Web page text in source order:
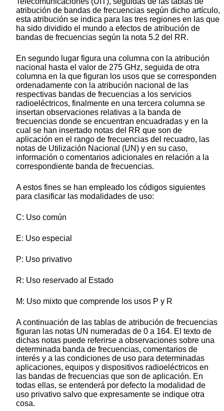
atribución de bandas de frecuencias según dicho artículo,
esta atribución se indica para las tres regiones en las que
ha sido dividido el mundo a efectos de atribución de
bandas de frecuencias según la nota 5.2 del RR.
En segundo lugar figura una columna con la atribución
nacional hasta el valor de 275 GHz, seguida de otra
columna en la que figuran los usos que se corresponden
ordenadamente con la atribución nacional de las
respectivas bandas de frecuencias a los servicios
radioeléctricos, finalmente en una tercera columna se
insertan observaciones relativas a la banda de
frecuencias donde se encuentran encuadradas y en la
cual se han insertado notas del RR que son de
aplicación en el rango de frecuencias del recuadro, las
notas de Utilización Nacional (UN) y en su caso,
información o comentarios adicionales en relación a la
correspondiente banda de frecuencias.
A estos fines se han empleado los códigos siguientes
para clasificar las modalidades de uso:
C: Uso común
E: Uso especial
P: Uso privativo
R: Uso reservado al Estado
M: Uso mixto que comprende los usos P y R
A continuación de las tablas de atribución de frecuencias
figuran las notas UN numeradas de 0 a 164. El texto de
dichas notas puede referirse a observaciones sobre una
determinada banda de frecuencias, comentarios de
interés y a las condiciones de uso para determinadas
aplicaciones, equipos y dispositivos radioeléctricos en
las bandas de frecuencias que son de aplicación. En
todas ellas, se entenderá por defecto la modalidad de
uso privativo salvo que expresamente se indique otra
cosa.